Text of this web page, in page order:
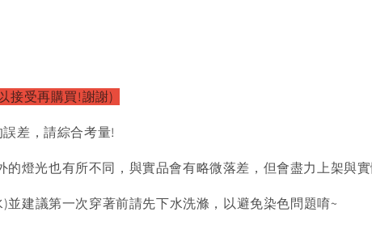
接受再購買!謝謝)
差，請綜合考量!
燈光也有所不同，與實品會有略微落差，但會盡力上架與實
建議第一次穿著前請先下水洗滌，以避免染色問題唷~